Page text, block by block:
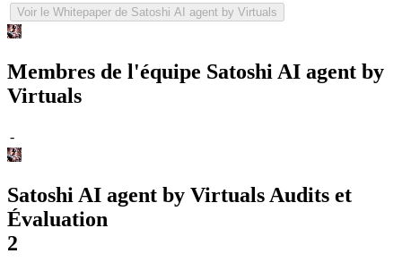
Voir le Whitepaper de Satoshi AI agent by Virtuals
Membres de l'équipe Satoshi AI agent by
Virtuals
-
Satoshi AI agent by Virtuals Audits et
Évaluation
2